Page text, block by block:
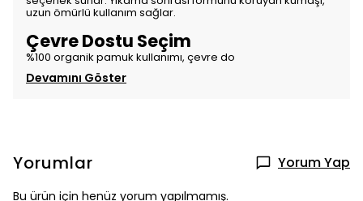
uzun ömürlü kullanım sağlar.
Çevre Dostu Seçim
%100 organik pamuk kullanımı, çevre do
Devamını Göster
Yorumlar Yorum Yap
Bu ürün için henüz yorum yapılmamış.